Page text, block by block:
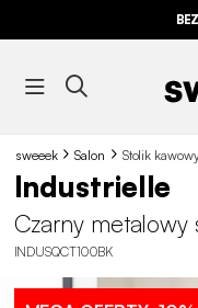
sweeek Salon Stolik
Industrielle
Czarny metalowy
INDUSQCT100BK